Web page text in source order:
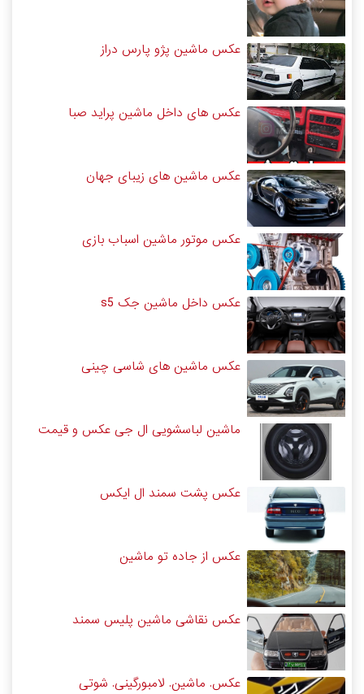
عکس ماشین پژو پارس دراز
عکس های داخل ماشین پراید صبا
عکس ماشین های زیبای جهان
عکس موتور ماشین اسباب بازی
عکس داخل ماشین جک s5
عکس ماشین های شاسی چینی
ماشین لباسشویی ال جی عکس و قیمت
عکس پشت سمند ال ایکس
عکس از جاده تو ماشین
عکس نقاشی ماشین پلیس سمند
عکس. ماشین. لامبورگینی. شوتی